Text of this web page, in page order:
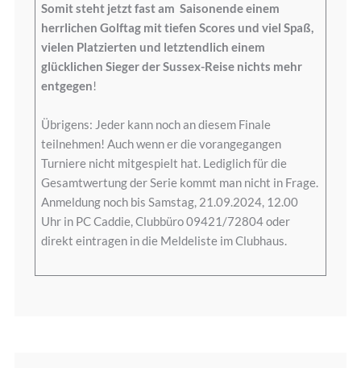
Somit steht jetzt fast am Saisonende einem
herrlichen Golftag mit tiefen Scores und viel Spaß,
vielen Platzierten und letztendlich einem
glücklichen Sieger der Sussex-Reise nichts mehr
entgegen!
Übrigens: Jeder kann noch an diesem Finale
teilnehmen! Auch wenn er die vorangegangen
Turniere nicht mitgespielt hat. Lediglich für die
Gesamtwertung der Serie kommt man nicht in Frage.
Anmeldung noch bis Samstag, 21.09.2024, 12.00
Uhr in PC Caddie, Clubbüro 09421/72804 oder
direkt eintragen in die Meldeliste im Clubhaus.